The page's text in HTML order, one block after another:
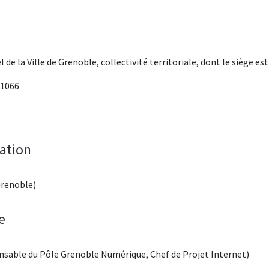
de la Ville de Grenoble, collectivité territoriale, dont le siège
du Pôle Grenoble Numérique, Chef de Projet Internet)